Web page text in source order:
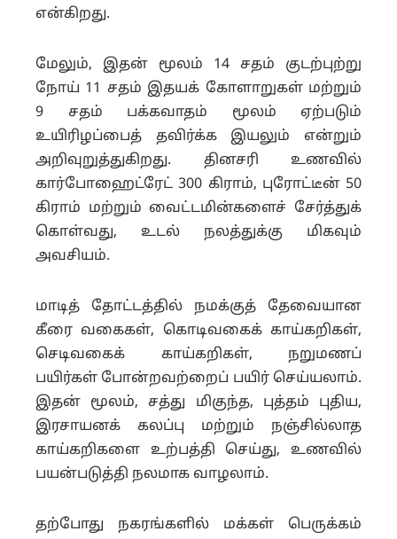
என்கிறது.
மேலும், இதன் மூலம் 14 சதம் குடற்புற்று
நோய் 11 சதம் இதயக் கோளாறுகள் மற்றும்
9 சதம் பக்கவாதம் மூலம் ஏற்படும்
உயிரிழப்பைத் தவிர்க்க இயலும் என்றும்
அறிவுறுத்துகிறது. தினசரி உணவில்
கார்போஹைட்ரேட் 300 கிராம், புரோட்டீன் 50
கிராம் மற்றும் வைட்டமின்களைச் சேர்த்துக்
கொள்வது, உடல் நலத்துக்கு மிகவும்
அவசியம்.
மாடித் தோட்டத்தில் நமக்குத் தேவையான
கீரை வகைகள், கொடிவகைக் காய்கறிகள்,
செடிவகைக் காய்கறிகள், நறுமணப்
பயிர்கள் போன்றவற்றைப் பயிர் செய்யலாம்.
இதன் மூலம், சத்து மிகுந்த, புத்தம் புதிய,
இரசாயனக் கலப்பு மற்றும் நஞ்சில்லாத
காய்கறிகளை உற்பத்தி செய்து, உணவில்
பயன்படுத்தி நலமாக வாழலாம்.
தற்போது நகரங்களில் மக்கள் பெருக்கம்